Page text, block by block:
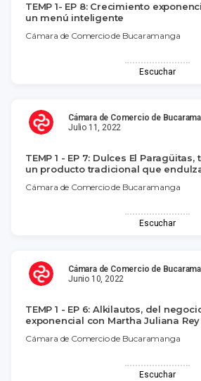
TEMP 1- EP 8: Crecimiento
un menú inteligente
Cámara de Comercio de Bucaramanga
Escuchar
Cámara de Comercio de
Julio 11, 2022
TEMP 1 - EP 7: Dulces El
un producto tradicional que
Cámara de Comercio de Bucaramanga
Escuchar
Cámara de Comercio de
Junio 10, 2022
TEMP 1 - EP 6: Alkilautos, del
exponencial con Martha Juliana Rey
Cámara de Comercio de Bucaramanga
Escuchar